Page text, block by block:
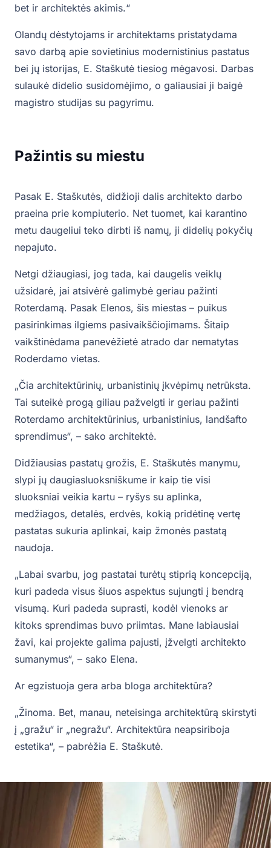
bet ir architektės akimis.“
Olandų dėstytojams ir architektams pristatydama
savo darbą apie sovietinius modernistinius pastatus
bei jų istorijas, E. Staškutė tiesiog mėgavosi. Darbas
sulaukė didelio susidomėjimo, o galiausiai ji baigė
magistro studijas su pagyrimu.
Pažintis su miestu
Pasak E. Staškutės, didžioji dalis architekto darbo
praeina prie kompiuterio. Net tuomet, kai karantino
metu daugeliui teko dirbti iš namų, ji didelių pokyčių
nepajuto.
Netgi džiaugiasi, jog tada, kai daugelis veiklų
užsidarė, jai atsivėrė galimybė geriau pažinti
Roterdamą. Pasak Elenos, šis miestas – puikus
pasirinkimas ilgiems pasivaikščiojimams. Šitaip
vaikštinėdama panevėžietė atrado dar nematytas
Roderdamo vietas.
„Čia architektūrinių, urbanistinių įkvėpimų netrūksta.
Tai suteikė progą giliau pažvelgti ir geriau pažinti
Roterdamo architektūrinius, urbanistinius, landšafto
sprendimus“, – sako architektė.
Didžiausias pastatų grožis, E. Staškutės manymu,
slypi jų daugiasluoksniškume ir kaip tie visi
sluoksniai veikia kartu – ryšys su aplinka,
medžiagos, detalės, erdvės, kokią pridėtinę vertę
pastatas sukuria aplinkai, kaip žmonės pastatą
naudoja.
„Labai svarbu, jog pastatai turėtų stiprią koncepciją,
kuri padeda visus šiuos aspektus sujungti į bendrą
visumą. Kuri padeda suprasti, kodėl vienoks ar
kitoks sprendimas buvo priimtas. Mane labiausiai
žavi, kai projekte galima pajusti, įžvelgti architekto
sumanymus“, – sako Elena.
Ar egzistuoja gera arba bloga architektūra?
„Žinoma. Bet, manau, neteisinga architektūrą skirstyti
į „gražu“ ir „negražu“. Architektūra neapsiriboja
estetika“, – pabrėžia E. Staškutė.